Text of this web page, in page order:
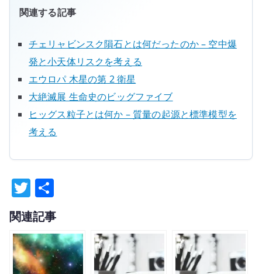
関連する記事
チェリャビンスク隕石とは何だったのか – 空中爆
発と小天体リスクを考える
エウロパ 木星の第 2 衛星
大絶滅展 生命史のビッグファイブ
ヒッグス粒子とは何か – 質量の起源と標準模型を
考える
T
w
it
te
r
有
関連記事